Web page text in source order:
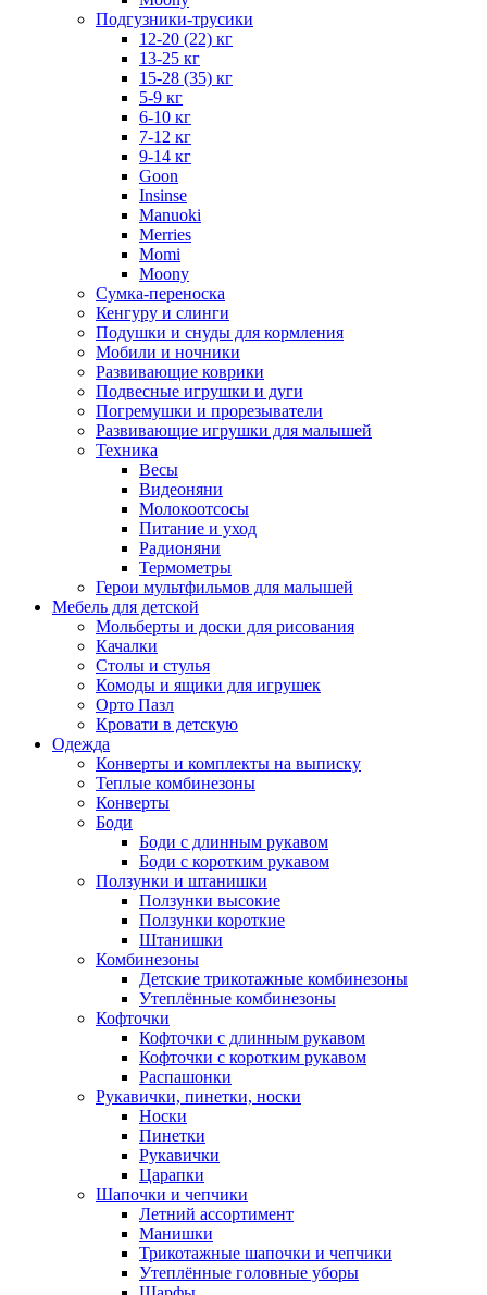
Подгузники-трусики
12-20 (22) кг
13-25 кг
15-28 (35) кг
5-9 кг
6-10 кг
7-12 кг
9-14 кг
Goon
Insinse
Manuoki
Merries
Momi
Moony
Сумка-переноска
Кенгуру и слинги
Подушки и снуды для кормления
Мобили и ночники
Развивающие коврики
Подвесные игрушки и дуги
Погремушки и прорезыватели
Развивающие игрушки для малышей
Техника
Весы
Видеоняни
Молокоотсосы
Питание и уход
Радионяни
Термометры
Герои мультфильмов для малышей
Мебель для детской
Мольберты и доски для рисования
Качалки
Столы и стулья
Комоды и ящики для игрушек
Орто Пазл
Кровати в детскую
Одежда
Конверты и комплекты на выписку
Теплые комбинезоны
Конверты
Боди
Боди с длинным рукавом
Боди с коротким рукавом
Ползунки и штанишки
Ползунки высокие
Ползунки короткие
Штанишки
Комбинезоны
Детские трикотажные комбинезоны
Утеплённые комбинезоны
Кофточки
Кофточки с длинным рукавом
Кофточки с коротким рукавом
Распашонки
Рукавички, пинетки, носки
Носки
Пинетки
Рукавички
Царапки
Шапочки и чепчики
Летний ассортимент
Манишки
Трикотажные шапочки и чепчики
Утеплённые головные уборы